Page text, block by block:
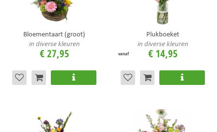
Bloementaart (groot)
in diverse kleuren
€27,95
Plukboeket
in diverse kleuren
vanaf € 14,95